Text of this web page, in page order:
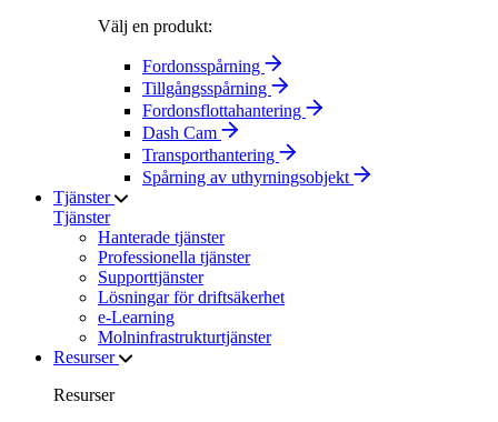
Välj en produkt:
Fordonsspårning
Tillgångsspårning
Fordonsflottahantering
Dash Cam
Transporthantering
Spårning av uthyrningsobjekt
Tjänster
Tjänster
Hanterade tjänster
Professionella tjänster
Supporttjänster
Lösningar för driftsäkerhet
e-Learning
Molninfrastrukturtjänster
Resurser
Resurser